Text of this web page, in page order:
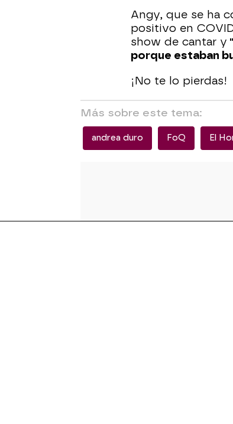
Angy, que se ha
positivo en
show de cantar y
porque estaban
¡No te lo pierdas!
Más sobre este tema:
andrea duro FoQ El